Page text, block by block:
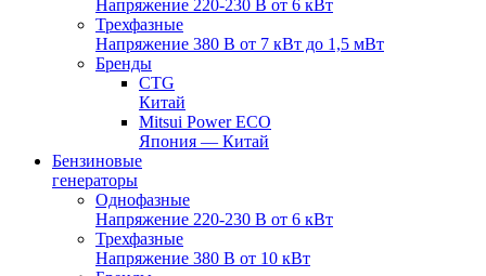
Напряжение 220-230 В от 6 кВт
Трехфазные
Напряжение 380 В от 7 кВт до 1,5 мВт
Бренды
CTG
Китай
Mitsui Power ECO
Япония — Китай
Бензиновые
генераторы
Однофазные
Напряжение 220-230 В от 6 кВт
Трехфазные
Напряжение 380 В от 10 кВт